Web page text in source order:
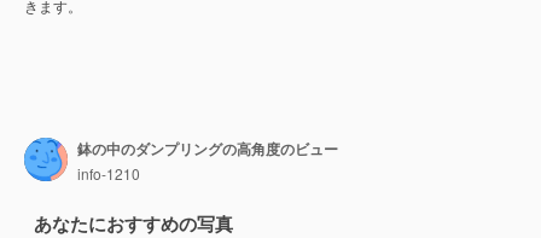
きます。
鉢の中のダンプリングの高角度のビュー
info-1210
あなたにおすすめの写真